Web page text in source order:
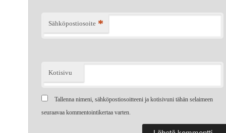
Sähköpostiosoite *
Kotisivu
Tallenna nimeni, sähköpostiosoitteeni ja kotisivuni tähän selaimeen
seuraavaa kommentointikertaa varten.